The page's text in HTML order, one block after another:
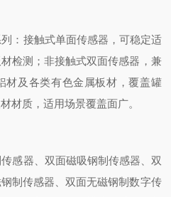
：接触式单面传感器，可稳定适
检测；非接触式双面传感器，兼
材及各类有色金属板材，覆盖罐
材质，适用场景覆盖面广。
感器、双面磁吸钢制传感器、双
制传感器、双面无磁钢制数字传